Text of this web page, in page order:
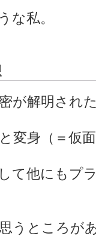
な私。
が解明され
変身（＝仮
て他にもプ
うところが